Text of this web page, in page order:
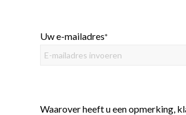
Uw e-mailadres*
Waarover heeft u een opmerking,